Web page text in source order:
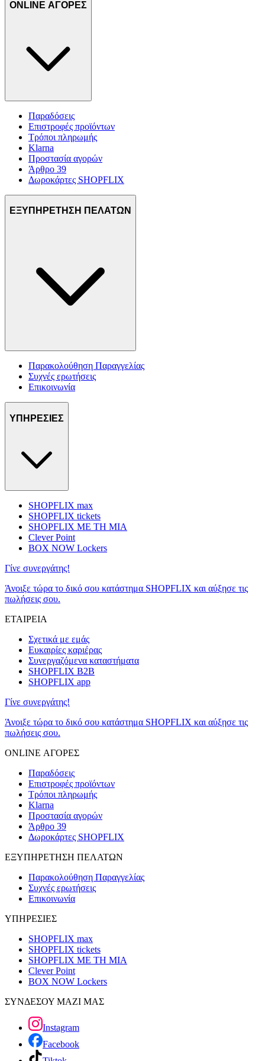
ONLINE ΑΓΟΡΕΣ
Παραδόσεις
Επιστροφές προϊόντων
Τρόποι πληρωμής
Klarna
Προστασία αγορών
Άρθρο 39
Δωροκάρτες SHOPFLIX
ΕΞΥΠΗΡΕΤΗΣΗ ΠΕΛΑΤΩΝ
Παρακολούθηση Παραγγελίας
Συχνές ερωτήσεις
Επικοινωνία
ΥΠΗΡΕΣΙΕΣ
SHOPFLIX max
SHOPFLIX tickets
SHOPFLIX ΜΕ ΤΗ ΜΙΑ
Clever Point
BOX NOW Lockers
Γίνε συνεργάτης!
Άνοιξε τώρα το δικό σου κατάστημα SHOPFLIX και αύξησε τις
πωλήσεις σου.
ΕΤΑΙΡΕΙΑ
Σχετικά με εμάς
Ευκαιρίες καριέρας
Συνεργαζόμενα καταστήματα
SHOPFLIX B2B
SHOPFLIX app
Γίνε συνεργάτης!
Άνοιξε τώρα το δικό σου κατάστημα SHOPFLIX και αύξησε τις
πωλήσεις σου.
ONLINE ΑΓΟΡΕΣ
Παραδόσεις
Επιστροφές προϊόντων
Τρόποι πληρωμής
Klarna
Προστασία αγορών
Άρθρο 39
Δωροκάρτες SHOPFLIX
ΕΞΥΠΗΡΕΤΗΣΗ ΠΕΛΑΤΩΝ
Παρακολούθηση Παραγγελίας
Συχνές ερωτήσεις
Επικοινωνία
ΥΠΗΡΕΣΙΕΣ
SHOPFLIX max
SHOPFLIX tickets
SHOPFLIX ΜΕ ΤΗ ΜΙΑ
Clever Point
BOX NOW Lockers
ΣΥΝΔΕΣΟΥ ΜΑΖΙ ΜΑΣ
Instagram
Facebook